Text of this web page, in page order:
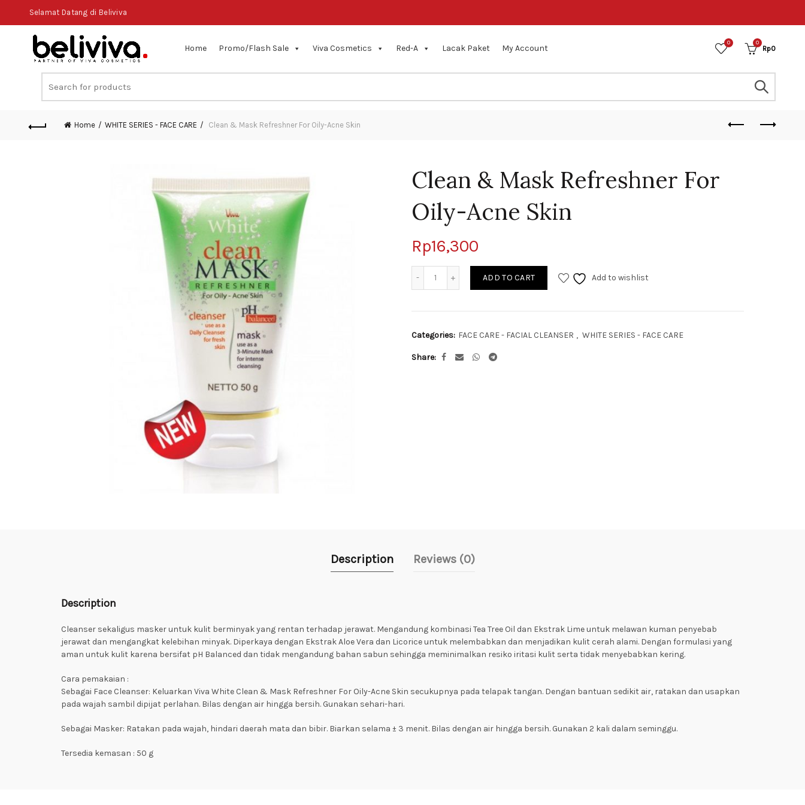
Selamat Datang di Beliviva
Home Promo/Flash Sale Viva Cosmetics Red-A Lacak Paket My Account
0 0
Rp0
Search
for:
Home WHITE SERIES - FACE CARE Clean & Mask Refreshner For Oily-Acne Skin
Clean & Mask Refreshner For
Oily-Acne Skin
Rp16,300
Quantity
ADD TO CART Add to wishlist
Categories: FACE CARE - FACIAL CLEANSER , WHITE SERIES - FACE CARE
Share
Description Reviews (0)
Description
Cleanser sekaligus masker untuk kulit berminyak yang rentan terhadap jerawat. Mengandung kombinasi Tea Tree Oil dan Ekstrak Lime untuk melawan kuman penyebab
jerawat dan mengangkat kelebihan minyak. Diperkaya dengan Ekstrak Aloe Vera dan Licorice untuk melembabkan dan menjadikan kulit cerah alami. Dengan formulasi yang
aman untuk kulit karena bersifat pH Balanced dan tidak mengandung bahan sabun sehingga meminimalkan resiko iritasi kulit serta tidak menyebabkan kering.
Cara pemakaian :
Sebagai Face Cleanser: Keluarkan Viva White Clean & Mask Refreshner For Oily-Acne Skin secukupnya pada telapak tangan. Dengan bantuan sedikit air, ratakan dan usapkan
pada wajah sambil dipijat perlahan. Bilas dengan air hingga bersih. Gunakan sehari-hari.
Sebagai Masker: Ratakan pada wajah, hindari daerah mata dan bibir. Biarkan selama ± 3 menit. Bilas dengan air hingga bersih. Gunakan 2 kali dalam seminggu.
Tersedia kemasan : 50 g